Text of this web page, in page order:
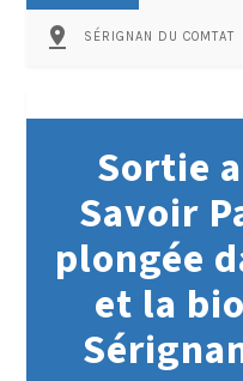
pin_drop SÉRIGNAN DU COMTAT
Sortie
Savoir
plongée
et la